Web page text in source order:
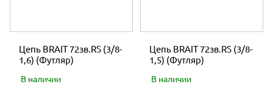
Цепь BRAIT 72зв.RS (3/8-
1,6) (Футляр)
В наличии
Цепь BRAIT 72зв.RS (3/8-
1,5) (Футляр)
В наличии